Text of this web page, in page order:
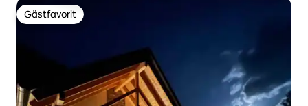
Gästfavorit
Gästfavorit